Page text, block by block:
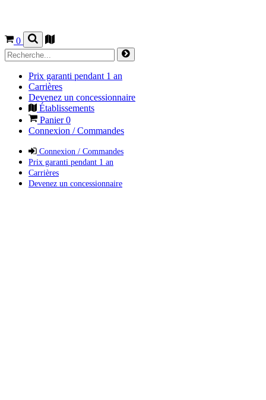
0
Prix garanti pendant 1 an
Carrières
Devenez un concessionnaire
Établissements
Panier0
Connexion / Commandes
Connexion / Commandes
Prix garanti pendant 1 an
Carrières
Devenez un concessionnaire